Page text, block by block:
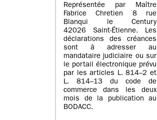
Représentée par Maître
Fabrice Chretien 8 rue
Blanqui le Century
42026 Saint-Étienne. Les
déclarations des créances
sont à adresser au
mandataire judiciaire ou sur
le portail électronique prévu
par les articles L. 814–2 et
L. 814–13 du code de
commerce dans les deux
mois de la publication au
BODACC.